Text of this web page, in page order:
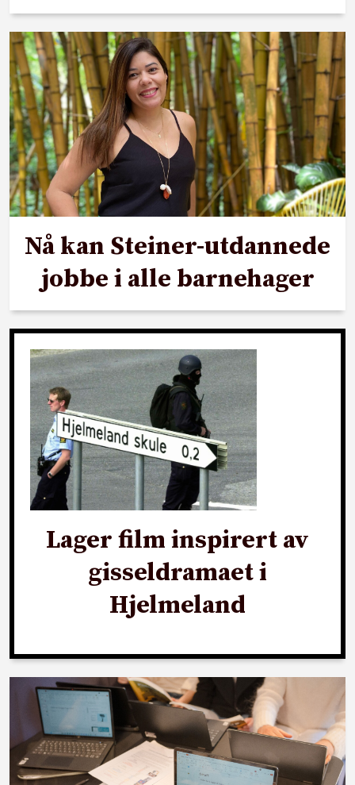
Nå kan Steiner-utdannede
jobbe i alle barnehager
Lager film inspirert av
gisseldramaet i
Hjelmeland